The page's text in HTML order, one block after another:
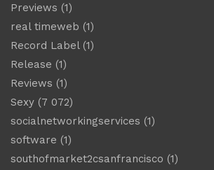
Previews (1)
real timeweb (1)
Record Label(1)
Release (1)
Reviews (1)
Sexy (7 072)
socialnetworkingservices (1)
software (1)
southofmarket2csanfrancisco (1)